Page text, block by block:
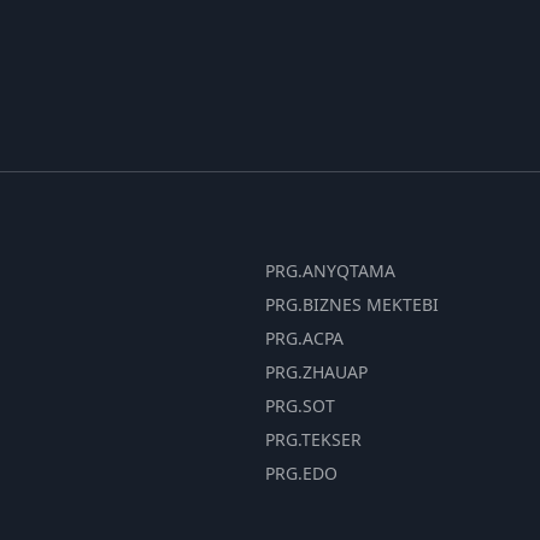
PRG.ANYQTAMA
PRG.BIZNES MEKTEBI
PRG.ACPA
PRG.ZHAUAP
PRG.SOT
PRG.TEKSER
PRG.EDO